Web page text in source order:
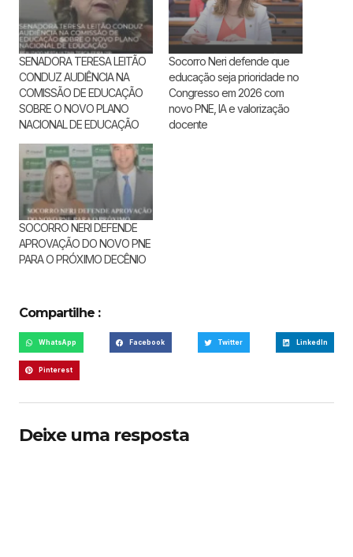
SENADORA TERESA LEITÃO
CONDUZ AUDIÊNCIA NA
COMISSÃO DE EDUCAÇÃO
SOBRE O NOVO PLANO
NACIONAL DE EDUCAÇÃO
Socorro Neri defende que
educação seja prioridade no
Congresso em 2026 com
novo PNE, IA e valorização
docente
SOCORRO NERI DEFENDE
APROVAÇÃO DO NOVO PNE
PARA O PRÓXIMO DECÊNIO
Compartilhe :
WhatsApp Facebook Twitter LinkedIn
Pinterest
Deixe uma resposta